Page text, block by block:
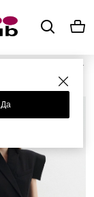
Да
Женская одежда